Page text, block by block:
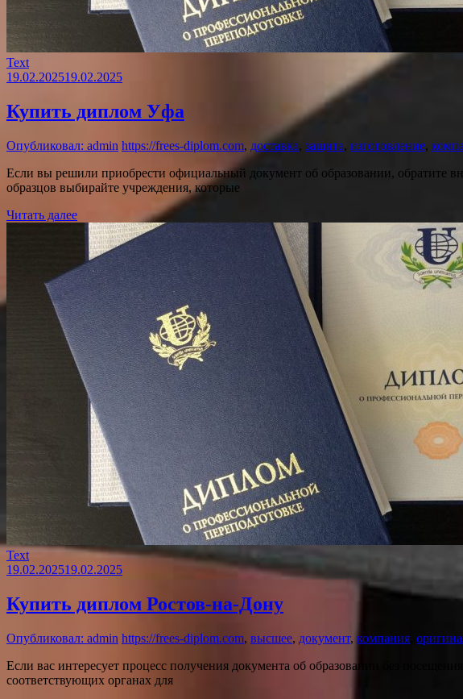
Text
19.02.202519.02.2025
Купить диплом Уфа
Опубликовал: admin https://frees-diplom.com, доставка, защита, изготовление,
Если вы решили приобрести официальный документ об образовании, обратите
образцов выбирайте учреждения, которые
Читать далее
Text
19.02.202519.02.2025
Купить диплом Ростов-на-Дону
Опубликовал: admin https://frees-diplom.com, высшее, документ, компания
Если вас интересует процесс получения документа об образовании без
соответствующих органах для